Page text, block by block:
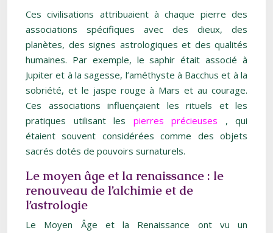
Ces civilisations attribuaient à chaque pierre des
associations spécifiques avec des dieux, des
planètes, des signes astrologiques et des qualités
humaines. Par exemple, le saphir était associé à
Jupiter et à la sagesse, l’améthyste à Bacchus et à la
sobriété, et le jaspe rouge à Mars et au courage.
Ces associations influençaient les rituels et les
pratiques utilisant les pierres précieuses , qui
étaient souvent considérées comme des objets
sacrés dotés de pouvoirs surnaturels.
Le moyen âge et la renaissance : le
renouveau de l’alchimie et de
l’astrologie
Le Moyen Âge et la Renaissance ont vu un